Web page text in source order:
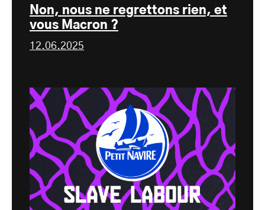
Non, nous ne regrettons rien, et
vous Macron ?
12.06.2025